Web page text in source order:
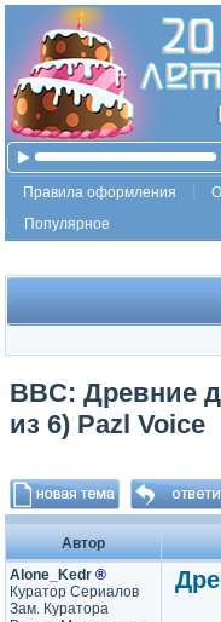
Правила оформления
Популярное
BBC: Древние
из 6) Pazl Voice
Автор
Alone_Kedr ®
Куратор Сериалов
Зам. Куратора